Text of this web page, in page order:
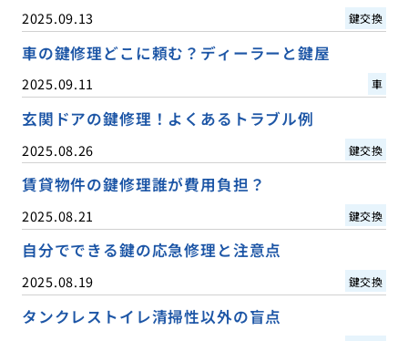
2025.09.13 鍵交換
車の鍵修理どこに頼む？ディーラーと鍵屋
2025.09.11 車
玄関ドアの鍵修理！よくあるトラブル例
2025.08.26 鍵交換
賃貸物件の鍵修理誰が費用負担？
2025.08.21 鍵交換
自分でできる鍵の応急修理と注意点
2025.08.19 鍵交換
タンクレストイレ清掃性以外の盲点